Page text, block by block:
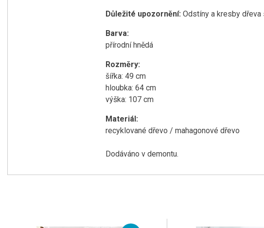
Důležité upozornění: Odstíny a kresby
Barva:
přírodní hnědá
Rozměry:
šířka: 49 cm
hloubka: 64 cm
výška: 107 cm
Materiál:
recyklované dřevo / mahagonové dřevo
Dodáváno v demontu.